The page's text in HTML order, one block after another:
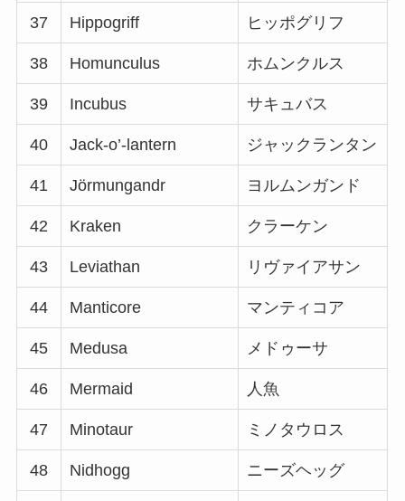
37 Hippogriff ヒッポグリフ
38 Homunculus ホムンクルス
39 Incubus サキュバス
40 Jack-o’-lantern ジャックランタン
41 Jörmungandr ヨルムンガンド
42 Kraken クラーケン
43 Leviathan リヴァイアサン
44 Manticore マンティコア
45 Medusa メドゥーサ
46 Mermaid 人魚
47 Minotaur ミノタウロス
48 Nidhogg ニーズヘッグ